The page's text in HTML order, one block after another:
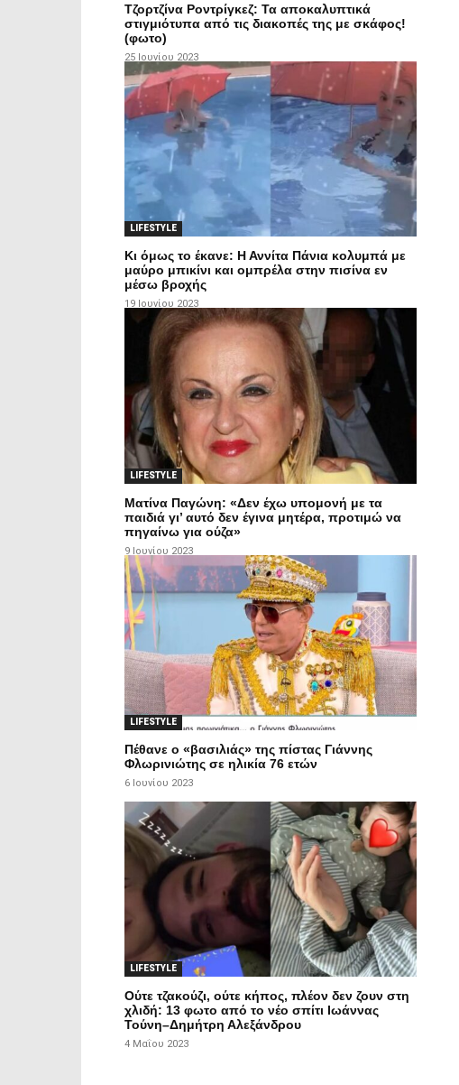
Τζορτζίνα Ροντρίγκεζ: Τα αποκαλυπτικά
στιγμιότυπα από τις διακοπές της με σκάφος!
(φωτο)
25 Ιουνίου 2023
LIFESTYLE
Κι όμως το έκανε: Η Αννίτα Πάνια κολυμπά με
μαύρο μπικίνι και ομπρέλα στην πισίνα εν
μέσω βροχής
19 Ιουνίου 2023
LIFESTYLE
Ματίνα Παγώνη: «Δεν έχω υπομονή με τα
παιδιά γι’ αυτό δεν έγινα μητέρα, προτιμώ να
πηγαίνω για ούζα»
9 Ιουνίου 2023
LIFESTYLE
Πέθανε ο «βασιλιάς» της πίστας Γιάννης
Φλωρινιώτης σε ηλικία 76 ετών
6 Ιουνίου 2023
LIFESTYLE
Ούτε τζακούζι, ούτε κήπος, πλέον δεν ζουν στη
χλιδή: 13 φωτο από το νέο σπίτι Ιωάννας
Τούνη–Δημήτρη Αλεξάνδρου
4 Μαΐου 2023